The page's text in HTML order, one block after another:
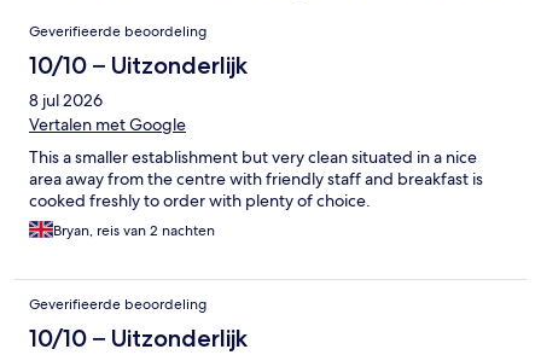
Beoordelingen
Geverifieerde beoordeling
10/10 – Uitzonderlijk
8 jul 2026
Vertalen met Google
This a smaller establishment but very clean situated in a nice
area away from the centre with friendly staff and breakfast is
cooked freshly to order with plenty of choice.
Bryan, reis van 2 nachten
Geverifieerde beoordeling
10/10 – Uitzonderlijk